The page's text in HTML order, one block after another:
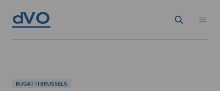
BUGATTI BRUSSELS